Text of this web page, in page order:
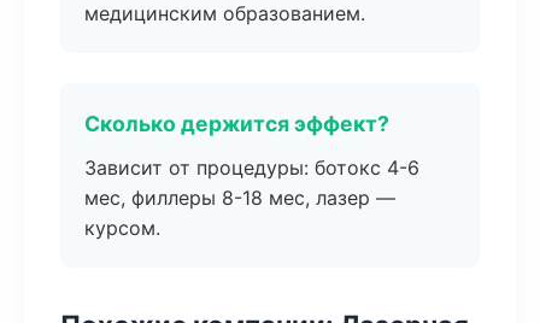
медицинским образованием.
Сколько держится эффект?
Зависит от процедуры: ботокс 4-6
мес, филлеры 8-18 мес, лазер —
курсом.